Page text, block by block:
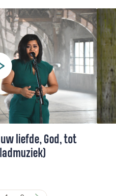
gezongen door
Luske
liefde, God, tot
(+ toelichting).